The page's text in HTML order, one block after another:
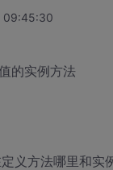
09:45:30
的实例方法
义方法哪里和